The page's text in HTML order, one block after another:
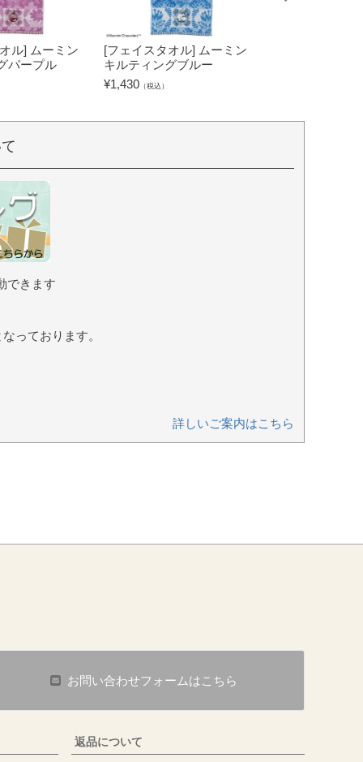
ル] ムーミン
パープル
[フェイスタオル] ムーミン
キルティングブルー
¥1,430 （税込）
できます
っております。
詳しいご案内はこちら
お問い合わせフォームはこちら
返品について